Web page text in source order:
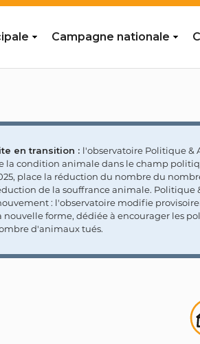
Campagne nationale
en transition : l'observatoire Politique &
la condition animale dans le champ
place la réduction du nombre du
de la souffrance animale.
: l'observatoire modifie
nouvelle forme, dédiée à encourager les
d'animaux tués.